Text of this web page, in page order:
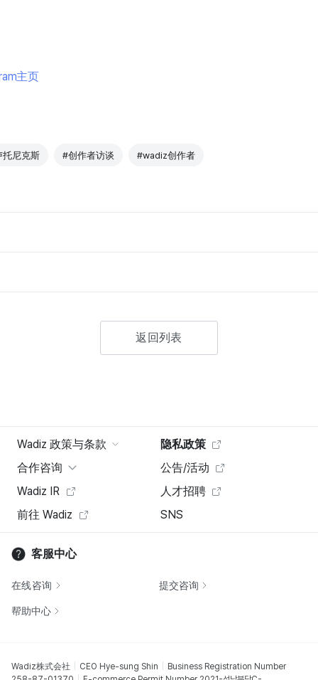
主页
托尼克斯 #创作者访谈 #wadiz创作者
返回列表
Wadiz 政策与条款
隐私政策
合作咨询
公告/活动
Wadiz IR
人才招聘
前往 Wadiz
SNS
客服中心
在线咨询 提交咨询
帮助中心
Wadiz株式会社 CEO Hye-sung Shin
Business Registration Number